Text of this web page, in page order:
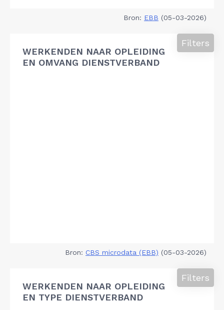
Bron: EBB (05-03-2026)
WERKENDEN NAAR OPLEIDING
EN OMVANG DIENSTVERBAND
Filters
Bron: CBS microdata (EBB) (05-03-2026)
WERKENDEN NAAR OPLEIDING
EN TYPE DIENSTVERBAND
Filters